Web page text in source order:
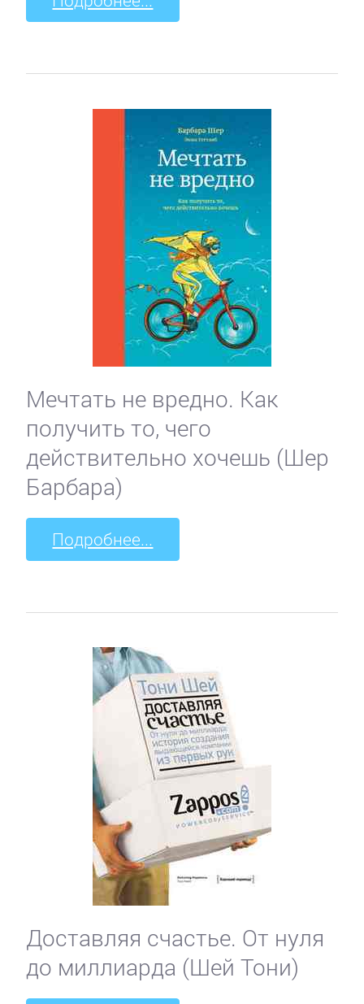
Мечтать не вредно. Как
получить то, чего
действительно хочешь (Шер
Барбара)
Подробнее...
Доставляя счастье. От нуля
до миллиарда (Шей Тони)